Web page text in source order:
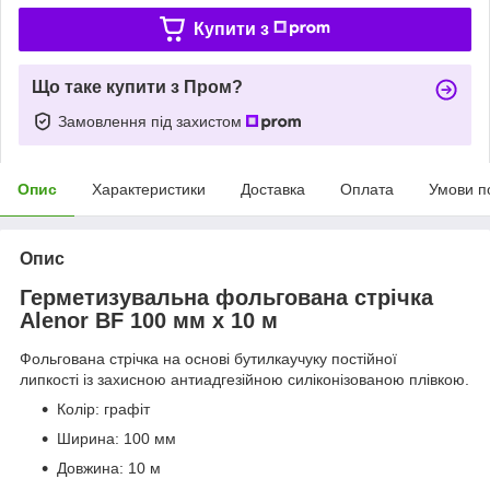
Купити з
Що таке купити з Пром?
Замовлення під захистом
Опис Характеристики Доставка Оплата Умови
Опис
Герметизувальна фольгована стрічка
Alenor BF 100 мм х 10 м
Фольгована стрічка на основі бутилкаучуку постійної
липкості із захисною антиадгезійною силіконізованою плівкою.
Колір: графіт
Ширина: 100 мм
Довжина: 10 м